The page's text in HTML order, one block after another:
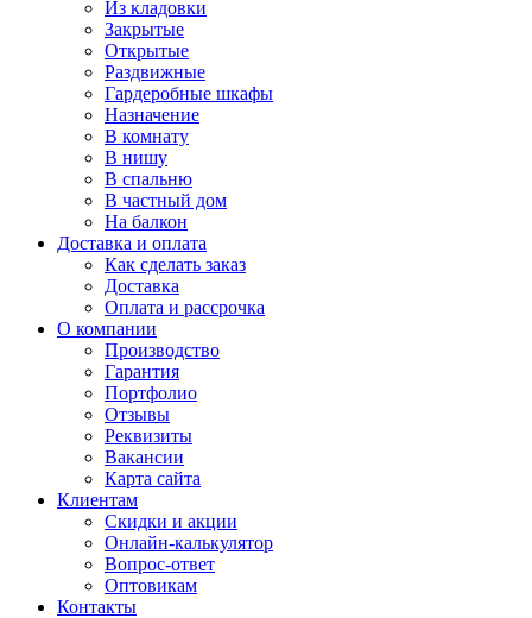
Из кладовки
Закрытые
Открытые
Раздвижные
Гардеробные шкафы
Назначение
В комнату
В нишу
В спальню
В частный дом
На балкон
Доставка и оплата
Как сделать заказ
Доставка
Оплата и рассрочка
О компании
Производство
Гарантия
Портфолио
Отзывы
Реквизиты
Вакансии
Карта сайта
Клиентам
Скидки и акции
Онлайн-калькулятор
Вопрос-ответ
Оптовикам
Контакты